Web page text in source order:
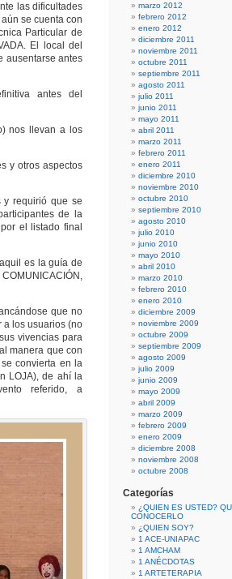
las dificultades
se cuenta con
Particular de
El local del
ausentarse antes
antes del
nos llevan a los
y otros aspectos
requirió que se
de la
el listado final
es la guía de
que no
a los usuarios (no
vivencias para
manera que con
convierta en la
LOJA), de ahí la
referido, a
marzo 2012
febrero 2012
enero 2012
diciembre 2011
noviembre 2011
octubre 2011
septiembre 2011
agosto 2011
julio 2011
junio 2011
mayo 2011
abril 2011
marzo 2011
febrero 2011
enero 2011
diciembre 2010
noviembre 2010
octubre 2010
septiembre 2010
agosto 2010
julio 2010
junio 2010
mayo 2010
abril 2010
marzo 2010
febrero 2010
enero 2010
diciembre 2009
noviembre 2009
octubre 2009
septiembre 2009
agosto 2009
julio 2009
junio 2009
mayo 2009
abril 2009
marzo 2009
febrero 2009
enero 2009
diciembre 2008
noviembre 2008
octubre 2008
Categorías
¿QUIEN ES USTED?
CONOCERLO
¿QUIEN SOY?
1 ACE-UNIAPAC
1 AMCHAM
1 ANÉCDOTAS
1 ARTETERAPIA